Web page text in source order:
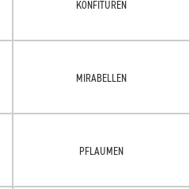
KONFITÜREN
MIRABELLEN
PFLAUMEN